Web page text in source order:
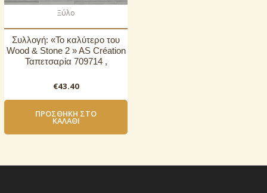
Ξύλο
Συλλογή: «Το καλύτερο του
Wood & Stone 2 » AS Création
Ταπετσαρία 709714 ,
€43.40
ΠΡΟΣΘΉΚΗ ΣΤΟ
ΚΑΛΆΘΙ